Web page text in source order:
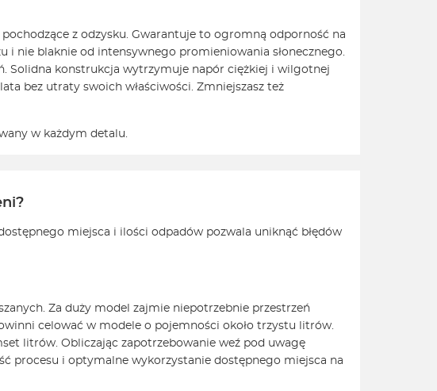
z odzysku. Gwarantuje to ogromną odporność na
i nie blaknie od intensywnego promieniowania słonecznego.
Solidna konstrukcja wytrzymuje napór ciężkiej i wilgotnej
bez utraty swoich właściwości. Zmniejszasz też
w każdym detalu.
miejsca i ilości odpadów pozwala uniknąć błędów
Za duży model zajmie niepotrzebnie przestrzeń
celować w modele o pojemności około trzystu litrów.
litrów. Obliczając zapotrzebowanie weź pod uwagę
procesu i optymalne wykorzystanie dostępnego miejsca na